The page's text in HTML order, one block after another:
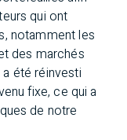
qui ont
notamment les
des marchés
été réinvesti
fixe, ce qui a
de notre